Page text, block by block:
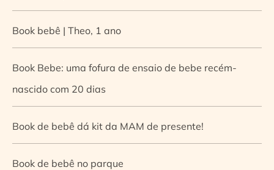
Book bebê | Theo, 1 ano
Book Bebe: uma fofura de ensaio de bebe recém-
nascido com 20 dias
Book de bebê dá kit da MAM de presente!
Book de bebê no parque